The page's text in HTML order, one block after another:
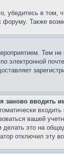
убедитесь в
форуму. Также
Тем
электронной
заново вводить
вашей
это на
отключил эту